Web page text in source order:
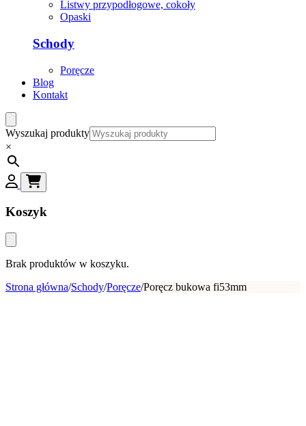
Listwy przypodłogowe, cokoły
Opaski
Schody
Poręcze
Blog
Kontakt
Wyszukaj produkty
×
Koszyk
Brak produktów w koszyku.
Strona główna/Schody/Poręcze/Poręcz bukowa fi53mm